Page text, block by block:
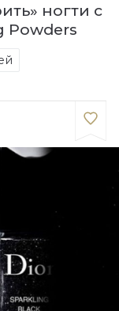
ногти с
Powders